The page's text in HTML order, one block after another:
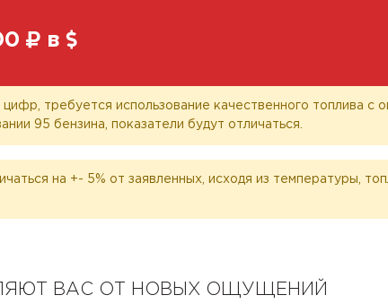
в
требуется использование качественного топлива с
95 бензина, показатели будут отличаться.
на +- 5% от заявленных, исходя из температуры,
ВАС ОТ НОВЫХ ОЩУЩЕНИЙ